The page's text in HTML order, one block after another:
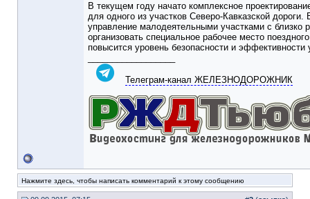
В текущем году начато комплексное
для одного из участков Северо-Кавказской дороги.
управление малодеятельными участками с близко
организовать специальное рабочее место
повысится уровень безопасности и
Телеграм-канал ЖЕЛЕЗНОДОРОЖНИК
Нажмите здесь, чтобы написать комментарий к этому сообщению